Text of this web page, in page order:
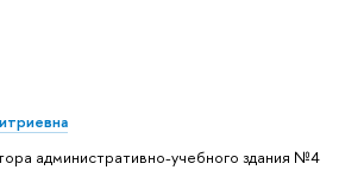
административно-учебного здания №4